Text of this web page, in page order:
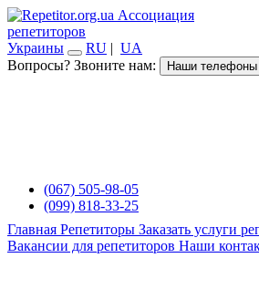
Ассоциация
репетиторов
Украины
RU | UA
Вопросы? Звоните нам:
Наши телефоны
(067) 505-98-05
(099) 818-33-25
Главная Репетиторы Заказать услуги
Вакансии для репетиторов Наши